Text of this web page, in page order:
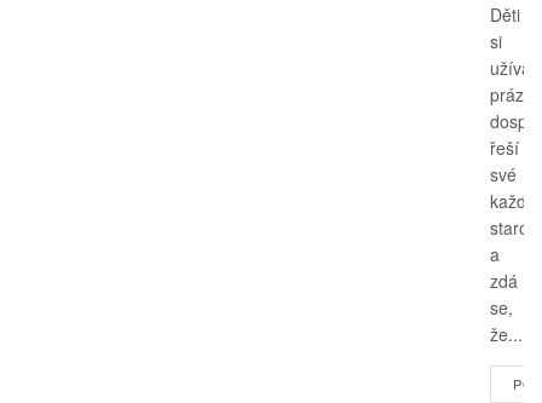
Děti
si
užívají
řeší
své
a
zdá
se,
že...